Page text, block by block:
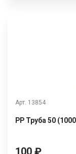
Арт. 13854
РР Труба 50
100 ₽